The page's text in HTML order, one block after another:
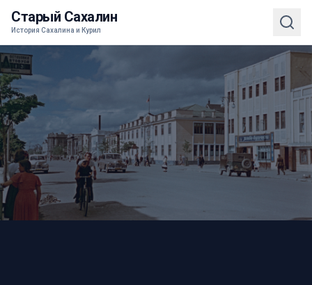
Старый Сахалин
История Сахалина и Курил